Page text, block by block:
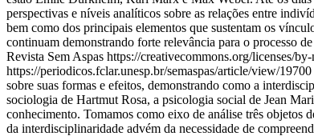
perspectivas e níveis analíticos sobre as relações entre
bem como dos principais elementos que sustentam os
continuam demonstrando forte relevância para o processo
Revista Sem Aspas https://creativecommons.org/licenses/
https://periodicos.fclar.unesp.br/semaspas/article/view/19700
sobre suas formas e efeitos, demonstrando como a
sociologia de Hartmut Rosa, a psicologia social de Jean
conhecimento. Tomamos como eixo de análise três objetos
da interdisciplinaridade advém da necessidade de